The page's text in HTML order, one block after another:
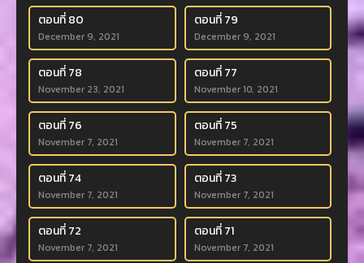
ตอนที่ 80
December 9, 2021
ตอนที่ 79
December 9, 2021
ตอนที่ 78
November 23, 2021
ตอนที่ 77
November 10, 2021
ตอนที่ 76
November 7, 2021
ตอนที่ 75
November 7, 2021
ตอนที่ 74
November 7, 2021
ตอนที่ 73
November 7, 2021
ตอนที่ 72
November 7, 2021
ตอนที่ 71
November 7, 2021